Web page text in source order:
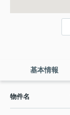
基本情報
物件名